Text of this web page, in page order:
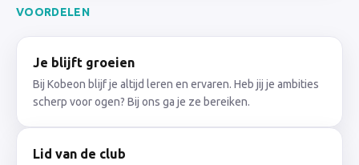
VOORDELEN
Je blijft groeien
Bij Kobeon blijf je altijd leren en ervaren. Heb jij je ambities
scherp voor ogen? Bij ons ga je ze bereiken.
Lid van de club